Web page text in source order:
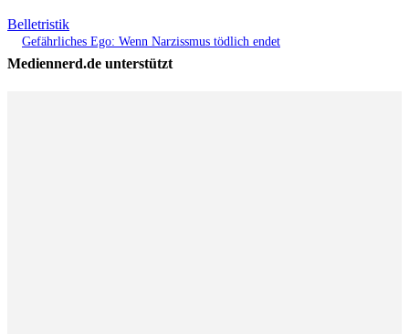
Belletristik
Gefährliches Ego: Wenn Narzissmus tödlich endet
Mediennerd.de unterstützt